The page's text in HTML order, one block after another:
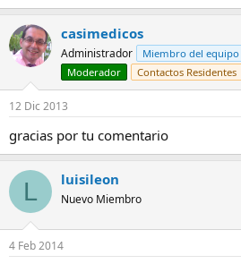
casimedicos
Administrador Miembro del equipo
Moderador
Contactos Residentes
12 Dic 2013
gracias por tu comentario
L luisileon
Nuevo Miembro
4 Feb 2014